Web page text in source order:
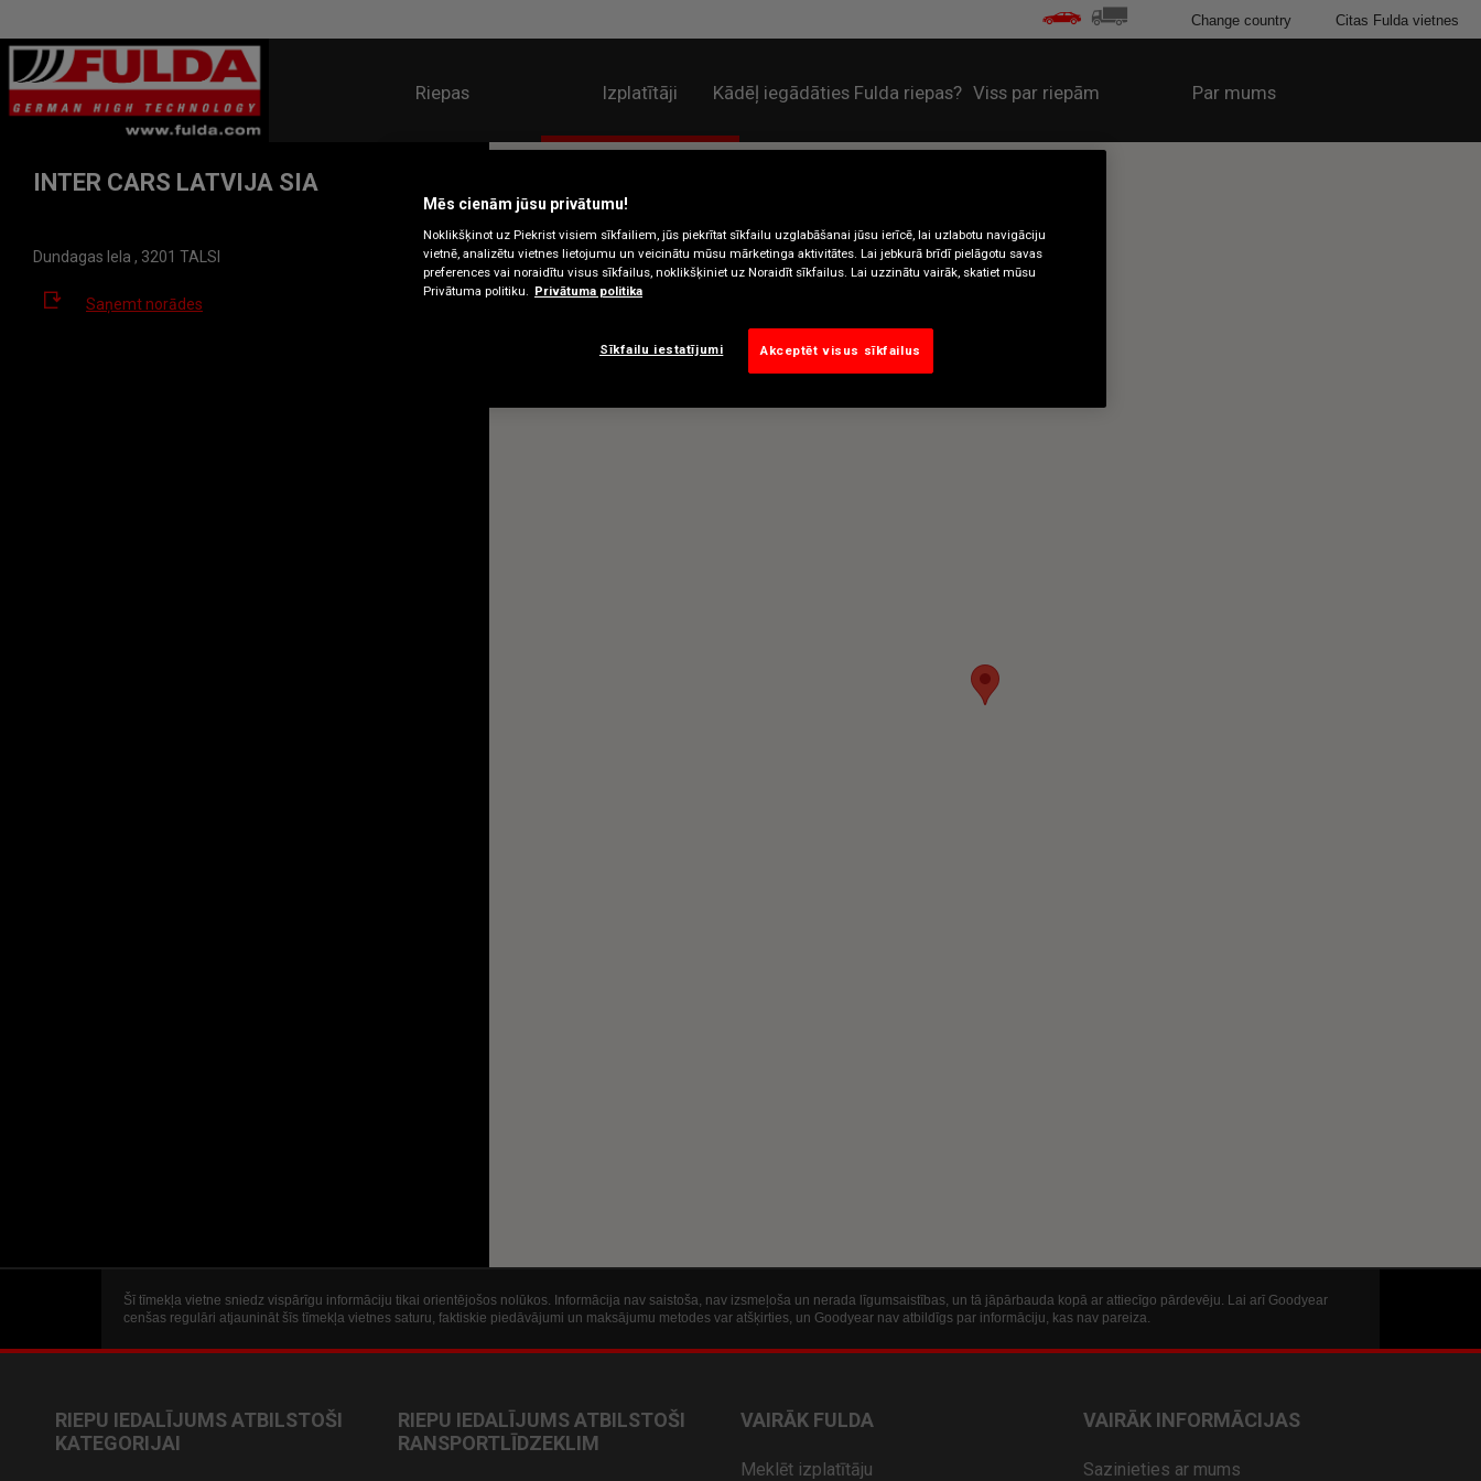
Riepas Izplatītāji Kādēļ iegādāties Fulda riepas? Viss par riepām Par mums
Change country Citas Fulda vietnes
INTER CARS LATVIJA SIA
Dundagas Iela , 3201 TALSI
Saņemt norādes
Šī tīmekļa vietne sniedz vispārīgu informāciju tikai orientējošos nolūkos. Informācija nav saistoša, nav izsmeļoša un nerada līgumsaistības, un tā jāpārbauda kopā ar attiecīgo pārdevēju. Lai arī Goodyear
cenšas regulāri atjaunināt šīs tīmekļa vietnes saturu, faktiskie piedāvājumi un maksājumu metodes var atšķirties, un Goodyear nav atbildīgs par informāciju, kas nav pareiza.
RIEPU IEDALĪJUMS ATBILSTOŠI
KATEGORIJAI
RIEPU IEDALĪJUMS ATBILSTOŠI
RANSPORTLĪDZEKLIM
VAIRĀK FULDA
Meklēt izplatītāju
VAIRĀK INFORMĀCIJAS
Sazinieties ar mums
Mēs cienām jūsu privātumu!
Noklikšķinot uz Piekrist visiem sīkfailiem, jūs piekrītat sīkfailu uzglabāšanai jūsu ierīcē, lai uzlabotu navigāciju
vietnē, analizētu vietnes lietojumu un veicinātu mūsu mārketinga aktivitātes. Lai jebkurā brīdī pielāgotu savas
preferences vai noraidītu visus sīkfailus, noklikšķiniet uz Noraidīt sīkfailus. Lai uzzinātu vairāk, skatiet mūsu
Privātuma politiku. Privātuma politika
Sīkfailu iestatījumi Akceptēt visus sīkfailus